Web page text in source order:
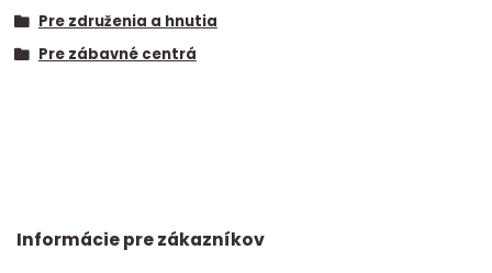
Pre združenia a hnutia
Pre zábavné centrá
Informácie pre zákazníkov